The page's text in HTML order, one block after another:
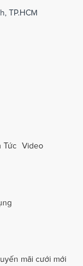
Phú Thọ
Sơn La
Thanh Hóa
Trà Vinh
Bắc Giang
TP.HCM
Tức Video
mãi cưới mới